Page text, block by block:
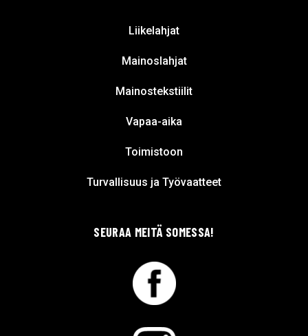
Liikelahjat
Mainoslahjat
Mainostekstiilit
Vapaa-aika
Toimistoon
Turvallisuus ja Työvaatteet
SEURAA MEITÄ SOMESSA!